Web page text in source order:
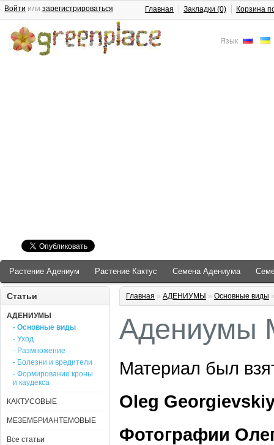
Язык
Войти или зарегистрироваться Главная Закладки (0) Корзина
Растение Адениум Растение Кактус Семена Адениума
Статьи
АДЕНИУМЫ
- Основные виды
- Уход
- Размножение
- Болезни и вредители
- Формирование кроны
и каудекса
КАКТУСОВЫЕ
МЕЗЕМБРИАНТЕМОВЫЕ
Все статьи
Главная » АДЕНИУМЫ » Основные виды
Адениумы
Материал был
Oleg
Фотографии